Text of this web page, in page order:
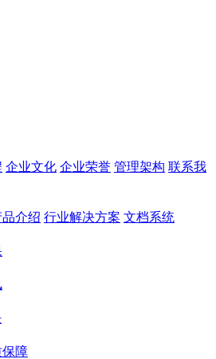
企业文化 企业荣誉 管理架构 联系我
品介绍 行业解决方案 文档系统
障